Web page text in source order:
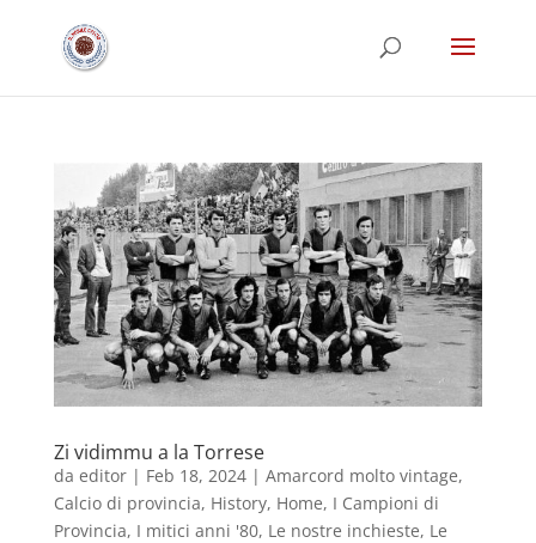
Zi vidimmu a la Torrese
da editor| Feb 18, 2024| Amarcord molto vintage,
Calcio di provincia, History, Home, I Campioni di
Provincia, I mitici anni '80, Le nostre inchieste, Le